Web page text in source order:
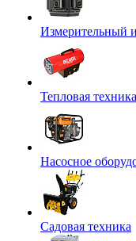
Измерительный
Тепловая техника
Насосное
Садовая техника